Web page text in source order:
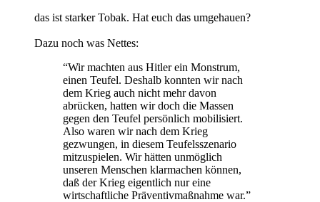
das ist starker Tobak. Hat euch das umgehauen?
Dazu noch was Nettes:
“Wir machten aus Hitler ein Monstrum,
einen Teufel. Deshalb konnten wir nach
dem Krieg auch nicht mehr davon
abrücken, hatten wir doch die Massen
gegen den Teufel persönlich mobilisiert.
Also waren wir nach dem Krieg
gezwungen, in diesem Teufelsszenario
mitzuspielen. Wir hätten unmöglich
unseren Menschen klarmachen können,
daß der Krieg eigentlich nur eine
wirtschaftliche Präventivmaßnahme war.”